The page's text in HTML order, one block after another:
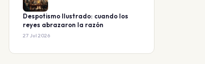
Despotismo Ilustrado: cuando los
reyes abrazaron la razón
27 Jul 2026